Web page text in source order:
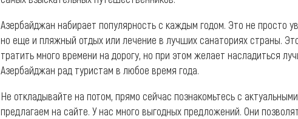
Азербайджан набирает популярность с каждым годом. Это не просто
но еще и пляжный отдых или лечение в лучших санаториях страны.
тратить много времени на дорогу, но при этом желает насладиться
Азербайджан рад туристам в любое время года.
Не откладывайте на потом, прямо сейчас познакомьтесь с
предлагаем на сайте. У нас много выгодных предложений. Они